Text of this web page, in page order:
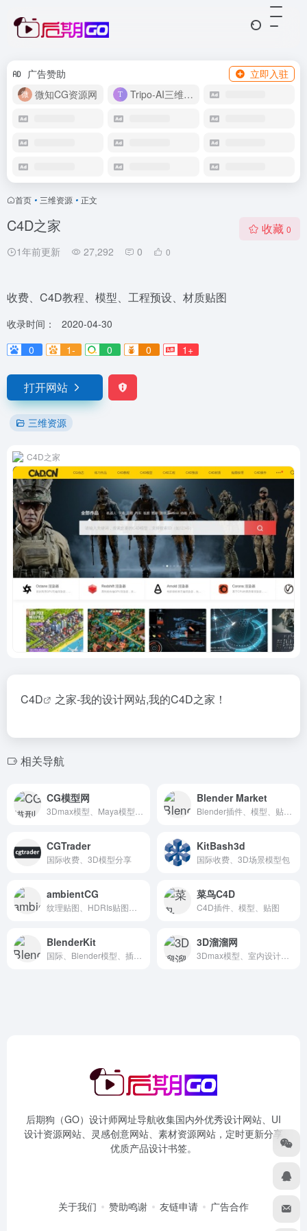
广告赞助
立即入驻
微知CG资源网
Tripo-AI三维模型
首页 • 三维资源 • 正文
C4D之家
1年前更新 27,292 0 0
收藏 0
收费、C4D教程、模型、工程预设、材质贴图
收录时间：
2020-04-30
0
1- 0 0 1+
打开网站
三维资源
C4D之家
C4D 之家-我的设计网站,我的C4D之家！
相关导航
CG模型网 Blender Market
CGTrader
国际收费、3D模型分享
KitBash3d
国际收费、3D场景模型包
ambientCG 菜鸟C4D
C4D插件、模型、贴图
BlenderKit 3D溜溜网
后期狗（GO）设计师网址导航收集国内外优秀设计网站、UI
设计资源网站、灵感创意网站、素材资源网站，定时更新分享
优质产品设计书签。
关于我们 赞助鸣谢 友链申请 广告合作